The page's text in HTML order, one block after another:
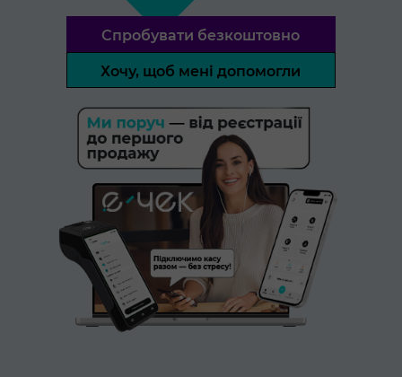
Спробувати безкоштовно
Хочу, щоб мені допомогли